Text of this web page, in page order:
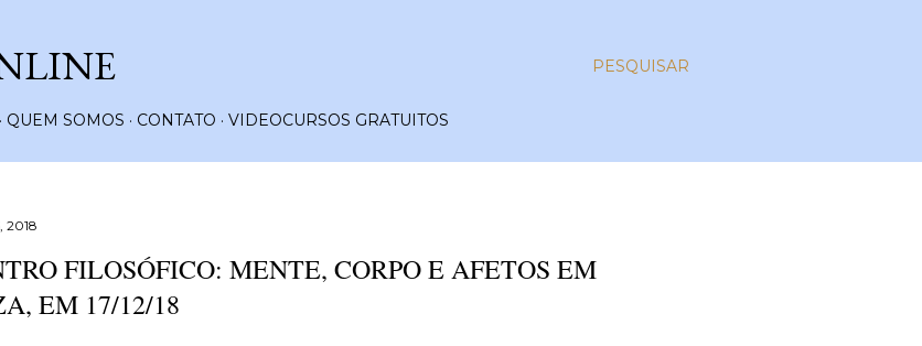
PESQUISAR
QUEM SOMOS CONTATO VIDEOCURSOS GRATUITOS
2018
FILOSÓFICO: MENTE, CORPO E AFETOS EM
EM 17/12/18